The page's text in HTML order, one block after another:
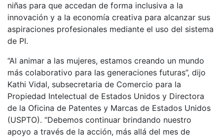
niñas para que accedan de forma inclusiva a la
innovación y a la economía creativa para alcanzar sus
aspiraciones profesionales mediante el uso del sistema
de PI.
“Al animar a las mujeres, estamos creando un mundo
más colaborativo para las generaciones futuras”, dijo
Kathi Vidal, subsecretaria de Comercio para la
Propiedad Intelectual de Estados Unidos y Directora
de la Oficina de Patentes y Marcas de Estados Unidos
(USPTO). “Debemos continuar brindando nuestro
apoyo a través de la acción, más allá del mes de